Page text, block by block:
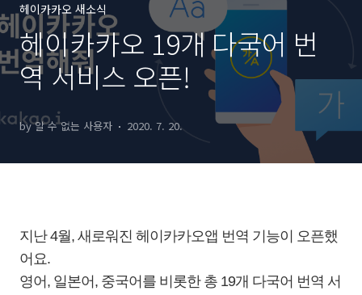
헤이카카오 새소식
헤이카카오 19개 다국어 번
역 서비스 오픈!
by 알 수 없는 사용자 2020. 7. 20.
지난 4월, 새로워진 헤이카카오앱 번역 기능이 오픈했
어요.
영어, 일본어, 중국어를 비롯한 총 19개 다국어 번역 서